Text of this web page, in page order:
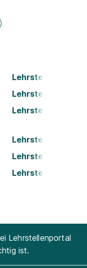
Lehrstellen
Lehrstellen Graz
Lehrstellen
Lehrstellen Linz
Lehrstellen Steyr
Lehrstellen
Lehrstellenportal
ist.